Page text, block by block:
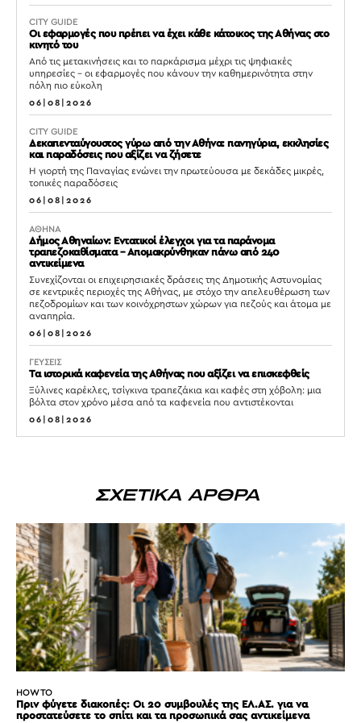
CITY GUIDE
Οι εφαρμογές που πρέπει να έχει κάθε κάτοικος της Αθήνας στο
κινητό του
Από τις μετακινήσεις και το παρκάρισμα μέχρι τις ψηφιακές
υπηρεσίες – οι εφαρμογές που κάνουν την καθημερινότητα στην
πόλη πιο εύκολη
06|08|2026
CITY GUIDE
Δεκαπενταύγουστος γύρω από την Αθήνα: πανηγύρια, εκκλησίες
και παραδόσεις που αξίζει να ζήσετε
Η γιορτή της Παναγίας ενώνει την πρωτεύουσα με δεκάδες μικρές,
τοπικές παραδόσεις
06|08|2026
ΑΘΗΝΑ
Δήμος Αθηναίων: Εντατικοί έλεγχοι για τα παράνομα
τραπεζοκαθίσματα – Απομακρύνθηκαν πάνω από 240
αντικείμενα
Συνεχίζονται οι επιχειρησιακές δράσεις της Δημοτικής Αστυνομίας
σε κεντρικές περιοχές της Αθήνας, με στόχο την απελευθέρωση των
πεζοδρομίων και των κοινόχρηστων χώρων για πεζούς και άτομα με
αναπηρία.
06|08|2026
ΓΕΥΣΕΙΣ
Τα ιστορικά καφενεία της Αθήνας που αξίζει να επισκεφθείς
Ξύλινες καρέκλες, τσίγκινα τραπεζάκια και καφές στη χόβολη: μια
βόλτα στον χρόνο μέσα από τα καφενεία που αντιστέκονται
06|08|2026
ΣΧΕΤΙΚΑ ΑΡΘΡΑ
HOW TO
Πριν φύγετε διακοπές: Οι 20 συμβουλές της ΕΛ.ΑΣ. για να
προστατεύσετε το σπίτι και τα προσωπικά σας αντικείμενα